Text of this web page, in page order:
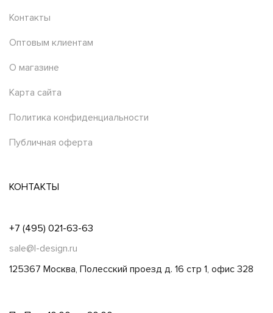
Контакты
Оптовым клиентам
О магазине
Карта сайта
Политика конфиденциальности
Публичная оферта
КОНТАКТЫ
+7 (495) 021-63-63
sale@l-design.ru
125367 Москва, Полесский проезд д. 16 стр 1, офис 328